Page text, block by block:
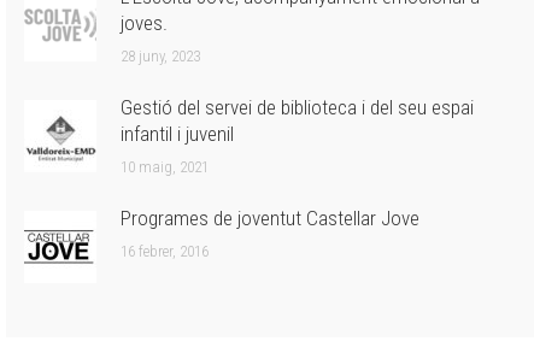
joves.
28 juny, 2023
Gestió del servei de biblioteca i del seu espai
infantil i juvenil
10 maig, 2021
Programes de joventut Castellar Jove
16 febrer, 2016